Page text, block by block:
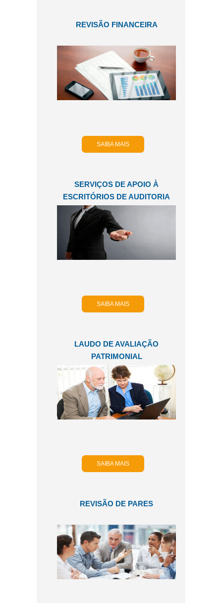
REVISÃO FINANCEIRA
SAIBA MAIS
SERVIÇOS DE APOIO À
ESCRITÓRIOS DE AUDITORIA
SAIBA MAIS
LAUDO DE AVALIAÇÃO
PATRIMONIAL
SAIBA MAIS
REVISÃO DE PARES